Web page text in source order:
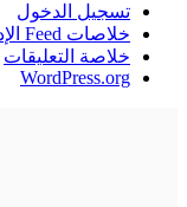
تسجيل الدخول
خلاصات Feed الإدخالات
خلاصة التعليقات
WordPress.org